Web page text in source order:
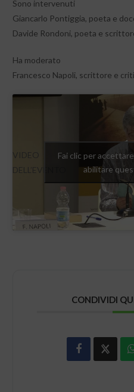
Sono intervenuti
Giancarlo Pontiggia, poeta e
Davide Rondoni, poeta e
Ha moderato
Francesco Napoli, scrittore e
DELL’EVENTO
Fai clic per
abilitare
CONDIVIDI